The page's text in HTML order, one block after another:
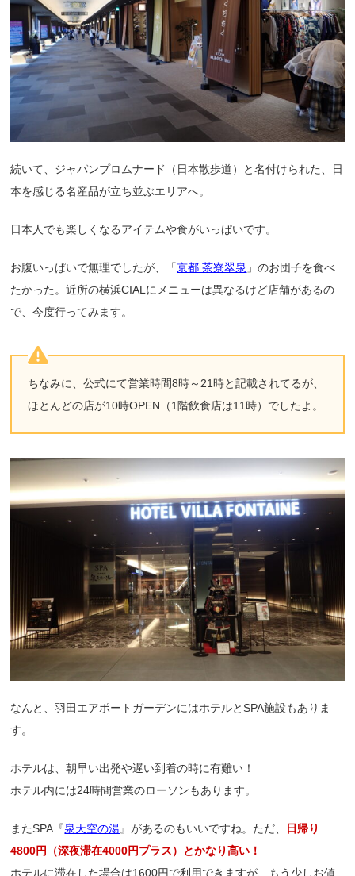
続いて、ジャパンプロムナード（日本散歩道）と名付けられた、日
本を感じる名産品が立ち並ぶエリアへ。
日本人でも楽しくなるアイテムや食がいっぱいです。
お腹いっぱいで無理でしたが、「京都 茶寮翠泉 」のお団子を食べ
たかった。近所の横浜CIALにメニューは異なるけど店舗があるの
で、今度行ってみます。
ちなみに、公式にて営業時間8時～21時と記載されてるが、
ほとんどの店が10時OPEN（1階飲食店は11時）でしたよ。
なんと、羽田エアポートガーデンにはホテルとSPA施設もありま
す。
ホテルは、朝早い出発や遅い到着の時に有難い！
ホテル内には24時間営業のローソンもあります。
またSPA『泉天空の湯』があるのもいいですね。ただ、
日帰り
4800円（深夜滞在4000円プラス）とかなり高い！
ホテルに滞在した場合は1600円で利用できますが、もう少しお値